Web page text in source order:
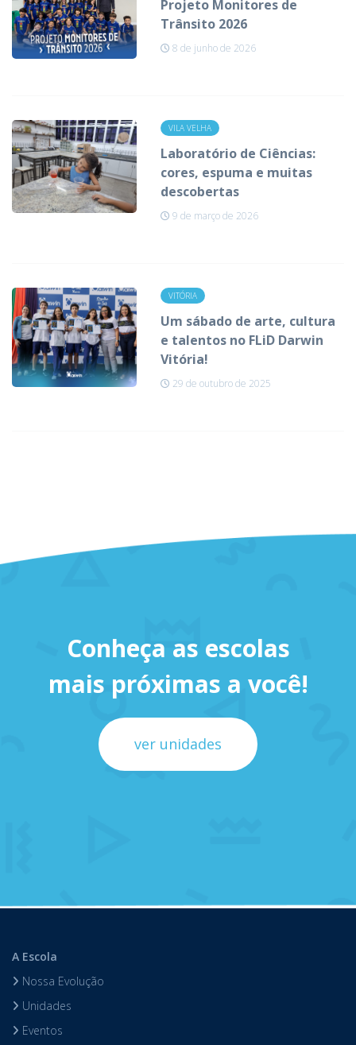
Projeto Monitores de
Trânsito 2026
8 de junho de 2026
VILA VELHA
Laboratório de Ciências:
cores, espuma e muitas
descobertas
9 de março de 2026
VITÓRIA
Um sábado de arte, cultura
e talentos no FLiD Darwin
Vitória!
29 de outubro de 2025
Conheça as escolas
mais próximas a você!
ver unidades
A Escola
Nossa Evolução
Unidades
Eventos